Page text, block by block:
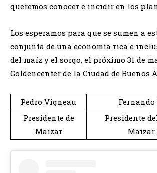
queremos conocer e incidir en los
Los esperamos para que se sumen a
conjunta de una economía rica e
del maíz y el sorgo, el próximo 31 de
Goldencenter de la Ciudad de Buenos
Pedro Vigneau
Presidente de
Maizar
Presidente
Maizar